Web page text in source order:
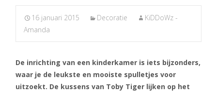
16 januari 2015 Decoratie
KiDDoWz -
Amanda
De inrichting van een kinderkamer is iets bijzonders,
waar je de leukste en mooiste spulletjes voor
uitzoekt. De kussens van Toby Tiger lijken op het